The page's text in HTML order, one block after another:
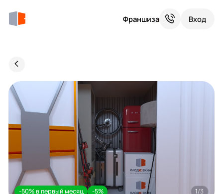
Франшиза Вход
-50% в первый месяц -5% 1/3